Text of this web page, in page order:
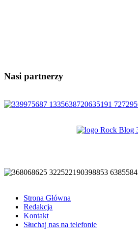
Nasi partnerzy
Strona Główna
Redakcja
Kontakt
Słuchaj nas na telefonie